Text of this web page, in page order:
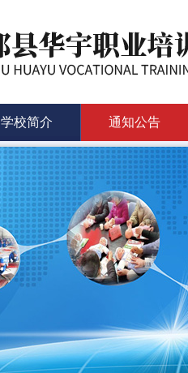
学校简介 通知公告